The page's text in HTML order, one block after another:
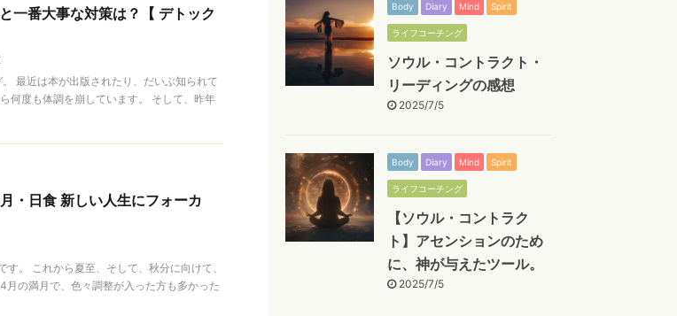
一番大事な対策は？【 デトック
最近は本が出版されたり、だいぶ知られて
何度も体調を崩しています。 そして、昨年
・日食 新しい人生にフォーカ
。 これから夏至、そして、秋分に向けて、
の満月で、色々調整が入った方も多かった
Body Diary Mind Spirit
ライフコーチング
ソウル・コントラクト・
リーディングの感想
2025/7/5
Body Diary Mind Spirit
ライフコーチング
【ソウル・コントラク
ト】アセンションのため
に、神が与えたツール。
2025/7/5